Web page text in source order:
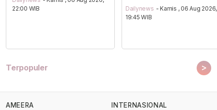
22:00 WIB
Dailynews - Kamis , 06 Aug 2026,
19:45 WIB
Terpopuler >
AMEERA
INTERNASIONAL